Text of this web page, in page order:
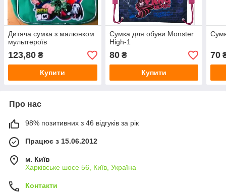
Дитяча сумка з малюнком
мультгероїв
123,80 ₴
Купити
Сумка для обуви Monster
High-1
80₴
Купити
70
Про нас
98% позитивних з 46 відгуків за рік
Працює з 15.06.2012
м. Київ
Харківське шосе 56, Київ, Україна
Контакти